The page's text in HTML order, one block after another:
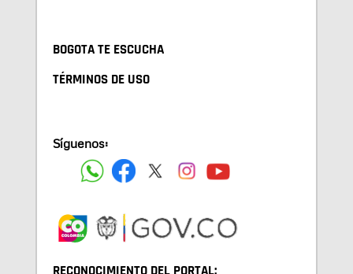
BOGOTA TE ESCUCHA
TÉRMINOS DE USO
Síguenos: